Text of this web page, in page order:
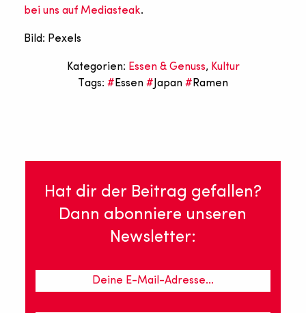
bei uns auf Mediasteak.
Bild: Pexels
Kategorien: Essen & Genuss, Kultur
Tags:
Essen Japan Ramen
Hat dir der Beitrag gefallen?
Dann abonniere unseren
Newsletter: